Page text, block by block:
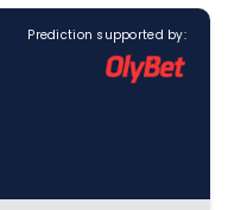
Prediction supported by: